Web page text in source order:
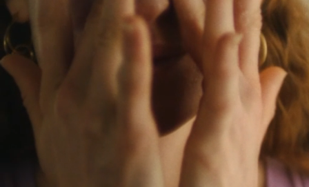
我的地址
我的訂閱
issa™ Teeth Whitening Set
FAQ™ Dual LED Panel
熱門產品
Türkçe
简体中文 繁體中文
發貨國家
美國 預計送達日期 11/08/2026
預計送達日期 10/08/2026
預計送達日期 10/08/2026